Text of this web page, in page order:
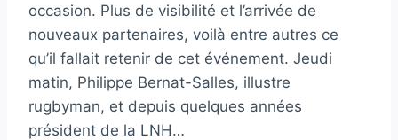
occasion. Plus de visibilité et l’arrivée de
nouveaux partenaires, voilà entre autres ce
qu’il fallait retenir de cet événement. Jeudi
matin, Philippe Bernat-Salles, illustre
rugbyman, et depuis quelques années
président de la LNH…